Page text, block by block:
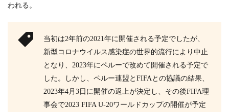
われる。
当初は2年前の2021年に開催される予定でしたが、
新型コロナウイルス感染症の世界的流行により中止
となり、2023年にペルーで改めて開催される予定で
した。しかし、ペルー連盟とFIFAとの協議の結果、
2023年4月3日に開催の返上が決定し、その後FIFA理
事会で2023 FIFA U-20ワールドカップの開催が予定